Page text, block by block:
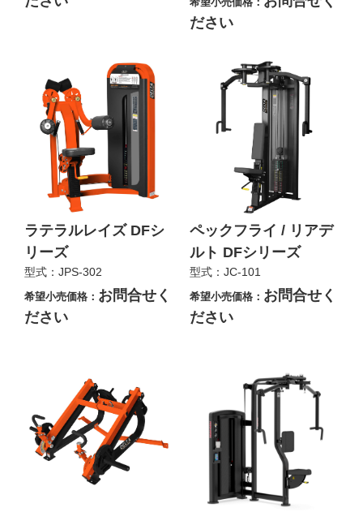
ださい
ラテラルレイズ DFシ
リーズ
型式：JPS-302
希望小売価格： お問合せく
ださい
ペックフライ / リアデ
ルト DFシリーズ
型式：JC-101
希望小売価格： お問合せく
ださい